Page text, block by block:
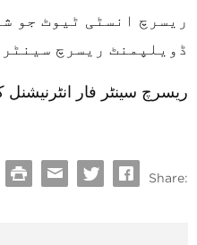
ریسرچ انسٹی ٹیوٹ جو
ڈویلپمنٹ ریسرچ سینٹر
ریسرچ سینٹر فار انٹرنیشنل
Share: